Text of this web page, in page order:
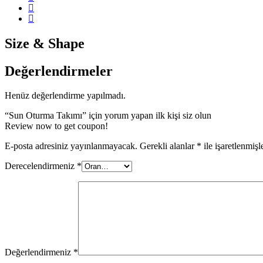
Size & Shape
Değerlendirmeler
Henüz değerlendirme yapılmadı.
“Sun Oturma Takımı” için yorum yapan ilk kişi siz olun
Review now to get coupon!
E-posta adresiniz yayınlanmayacak. Gerekli alanlar * ile
Derecelendirmeniz *
Değerlendirmeniz *